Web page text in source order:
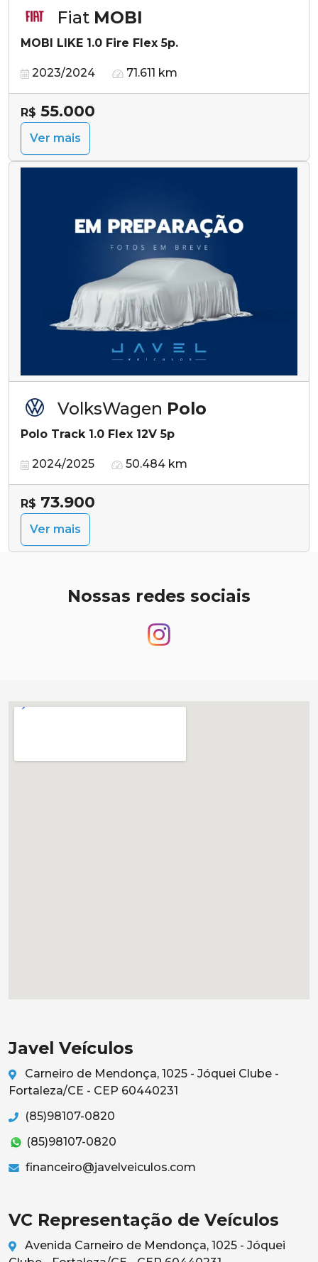
Fiat MOBI
MOBI LIKE 1.0 Fire Flex 5p.
2023/2024 71.611 km
R$ 55.000
Ver mais
VolksWagen Polo
Polo Track 1.0 Flex 12V 5p
2024/2025 50.484 km
R$ 73.900
Ver mais
Nossas redes sociais
Javel Veículos
Carneiro de Mendonça, 1025 - Jóquei Clube -
Fortaleza/CE - CEP 60440231
(85)98107-0820
(85)98107-0820
financeiro@javelveiculos.com
VC Representação de Veículos
Avenida Carneiro de Mendonça, 1025 - Jóquei